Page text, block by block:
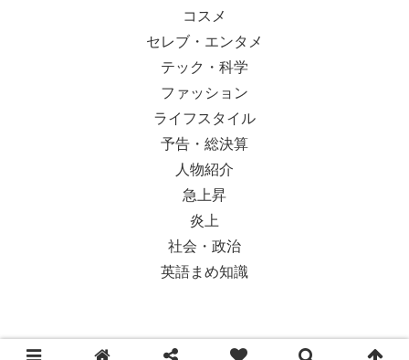
コスメ
セレブ・エンタメ
テック・科学
ファッション
ライフスタイル
予告・総決算
人物紹介
急上昇
炎上
社会・政治
英語まめ知識